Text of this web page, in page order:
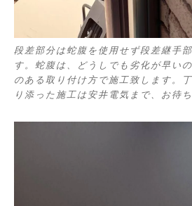
段差部分は蛇腹を使用せず段差継手
す。蛇腹は、どうしでも劣化が早い
のある取り付け方で施工致します。
り添った施工は安井電気まで、お待